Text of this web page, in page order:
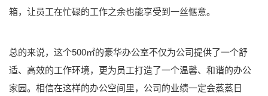
箱，让员工在忙碌的工作之余也能享受到一丝惬意。
总的来说，这个500㎡的豪华办公室不仅为公司提供了一个舒
适、高效的工作环境，更为员工打造了一个温馨、和谐的办公
家园。相信在这样的办公空间里，公司的业绩一定会蒸蒸日